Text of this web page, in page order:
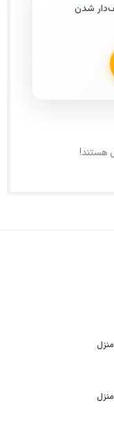
شدن
هستند!